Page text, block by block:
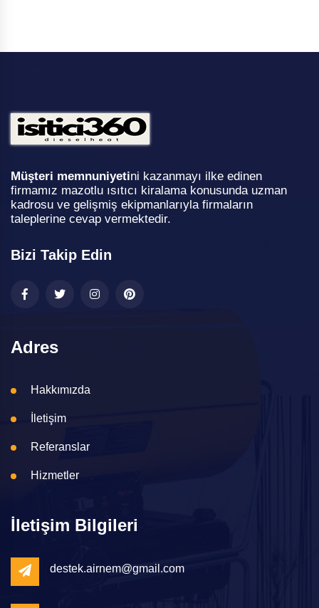
Müşteri memnuniyetini kazanmayı ilke edinen
firmamız mazotlu ısıtıcı kiralama konusunda uzman
kadrosu ve gelişmiş ekipmanlarıyla firmaların
taleplerine cevap vermektedir.
Bizi Takip Edin
Adres
Hakkımızda
İletişim
Referanslar
Hizmetler
İletişim Bilgileri
destek.airnem@gmail.com